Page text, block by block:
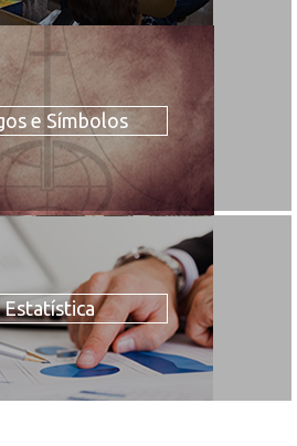
e Símbolos
Estatística